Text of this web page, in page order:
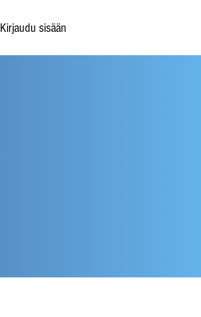
Kirjaudu sisään